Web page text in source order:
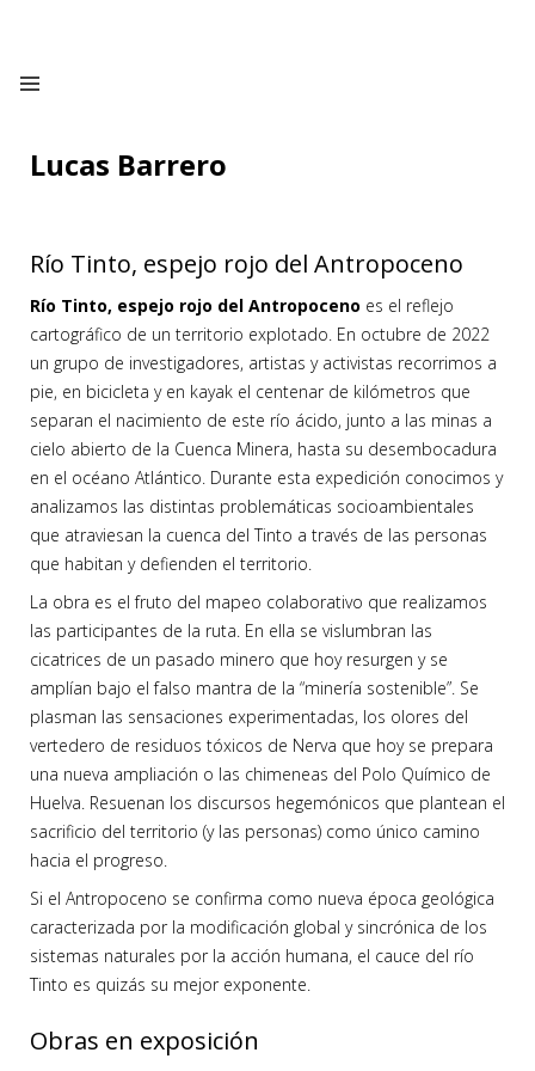
Lucas Barrero
Río Tinto, espejo rojo del Antropoceno
Río Tinto, espejo rojo del Antropoceno es el reflejo
cartográfico de un territorio explotado. En octubre de 2022
un grupo de investigadores, artistas y activistas recorrimos a
pie, en bicicleta y en kayak el centenar de kilómetros que
separan el nacimiento de este río ácido, junto a las minas a
cielo abierto de la Cuenca Minera, hasta su desembocadura
en el océano Atlántico. Durante esta expedición conocimos y
analizamos las distintas problemáticas socioambientales
que atraviesan la cuenca del Tinto a través de las personas
que habitan y defienden el territorio.
La obra es el fruto del mapeo colaborativo que realizamos
las participantes de la ruta. En ella se vislumbran las
cicatrices de un pasado minero que hoy resurgen y se
amplían bajo el falso mantra de la “minería sostenible”. Se
plasman las sensaciones experimentadas, los olores del
vertedero de residuos tóxicos de Nerva que hoy se prepara
una nueva ampliación o las chimeneas del Polo Químico de
Huelva. Resuenan los discursos hegemónicos que plantean el
sacrificio del territorio (y las personas) como único camino
hacia el progreso.
Si el Antropoceno se confirma como nueva época geológica
caracterizada por la modificación global y sincrónica de los
sistemas naturales por la acción humana, el cauce del río
Tinto es quizás su mejor exponente.
Obras en exposición